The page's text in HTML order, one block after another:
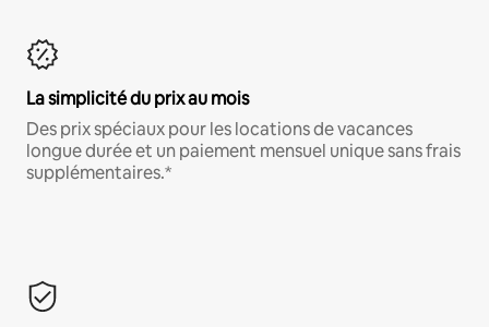
La simplicité du prix au mois
Des prix spéciaux pour les locations de vacances
longue durée et un paiement mensuel unique sans frais
supplémentaires.*